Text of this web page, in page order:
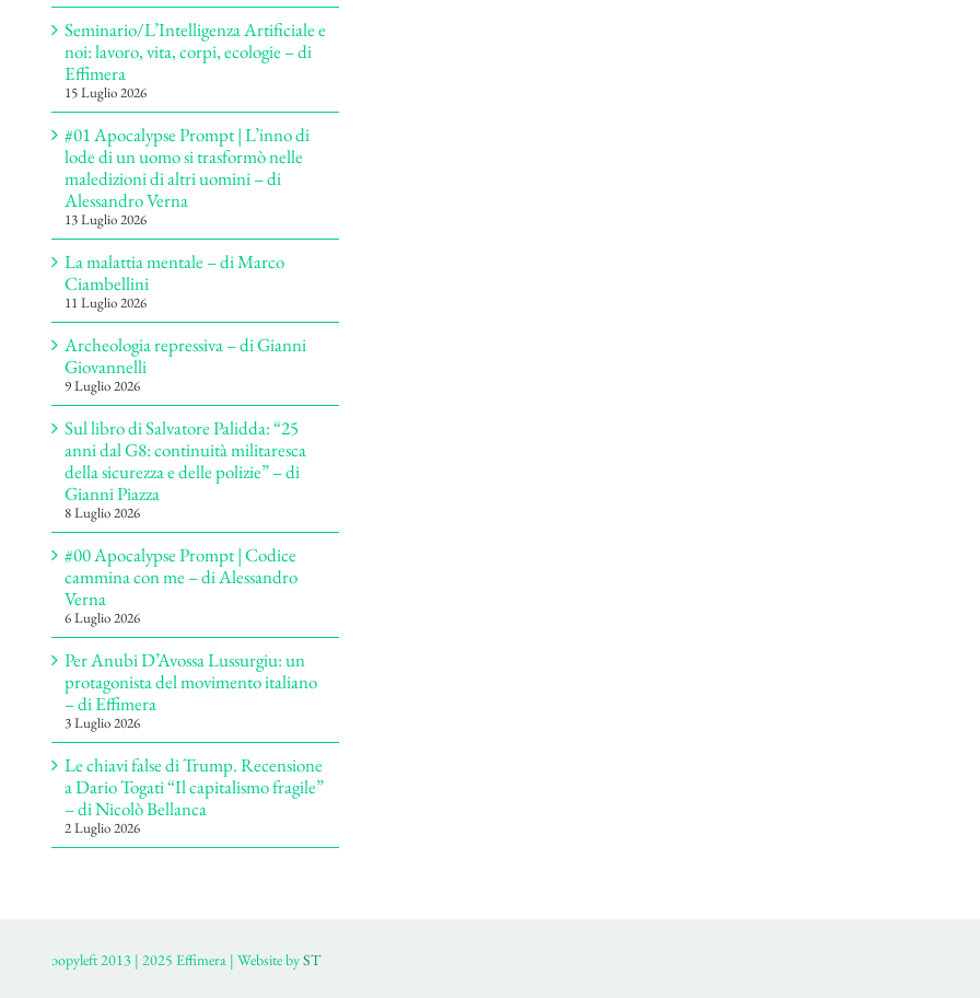
Seminario/L’Intelligenza Artificiale e
noi: lavoro, vita, corpi, ecologie – di
Effimera
15 Luglio 2026
#01 Apocalypse Prompt | L’inno di
lode di un uomo si trasformò nelle
maledizioni di altri uomini – di
Alessandro Verna
13 Luglio 2026
La malattia mentale – di Marco
Ciambellini
11 Luglio 2026
Archeologia repressiva – di Gianni
Giovannelli
9 Luglio 2026
Sul libro di Salvatore Palidda: “25
anni dal G8: continuità militaresca
della sicurezza e delle polizie” – di
Gianni Piazza
8 Luglio 2026
#00 Apocalypse Prompt | Codice
cammina con me – di Alessandro
Verna
6 Luglio 2026
Per Anubi D’Avossa Lussurgiu: un
protagonista del movimento italiano
– di Effimera
3 Luglio 2026
Le chiavi false di Trump. Recensione
a Dario Togati “Il capitalismo fragile”
– di Nicolò Bellanca
2 Luglio 2026
ɔopyleft 2013 | 2025 Effimera | Website byST